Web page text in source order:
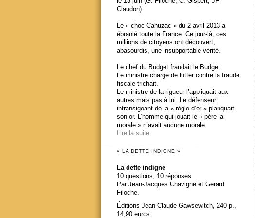
Claudon)
Le « choc Cahuzac » du 2 avril 2013 a
ébranlé toute la France. Ce jour-là, des
millions de citoyens ont découvert,
abasourdis, une insupportable vérité.
Le chef du Budget fraudait le Budget.
Le ministre chargé de lutter contre la fraude
fiscale trichait.
Le ministre de la rigueur l’appliquait aux
autres mais pas à lui. Le défenseur
intransigeant de la « règle d’or » planquait
son or. L’homme qui jouait le « père la
morale » n’avait aucune morale.
Lire la suite
« LA DETTE INDIGNE »
La dette indigne
10 questions, 10 réponses
Par Jean-Jacques Chavigné et Gérard
Filoche.
Éditions Jean-Claude Gawsewitch, 240 p.,
14,90 euros